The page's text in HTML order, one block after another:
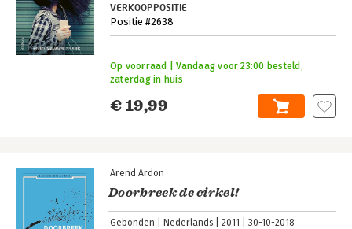
VERKOOPPOSITIE
Positie #2638
€ 19,99
Op voorraad | Vandaag voor 23:00 besteld,
zaterdag in huis
Arend Ardon
Doorbreek de cirkel!
Gebonden Nederlands 2011 30-10-2018